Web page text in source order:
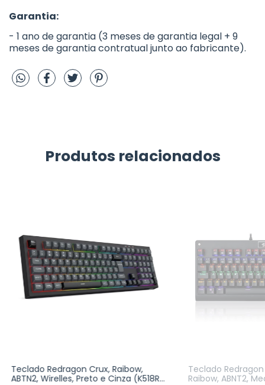
Garantia:
- 1 ano de garantia (3 meses de garantia legal + 9
meses de garantia contratual junto ao fabricante).
Produtos relacionados
Teclado Redragon Crux, Raibow,
ABTN2, Wirelles, Preto e Cinza (K518R-
Teclado
Raibow, ABNT2,